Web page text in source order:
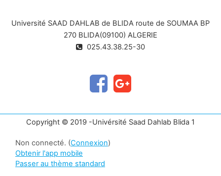
Université SAAD DAHLAB de BLIDA route de SOUMAA BP
270 BLIDA(09100) ALGERIE
025.43.38.25-30
Copyright © 2019 -Univérsité Saad Dahlab Blida 1
Non connecté. (Connexion)
Obtenir l'app mobile
Passer au thème standard